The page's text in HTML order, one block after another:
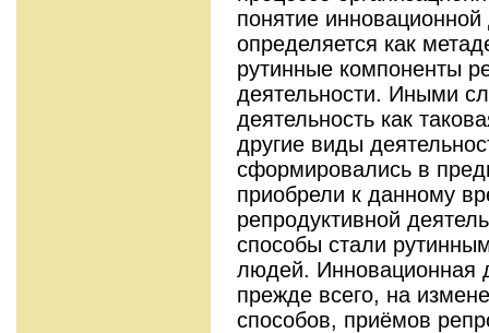
понятие инновационной
определяется как
рутинные компоненты
деятельности. Иными
деятельность как
другие виды
сформировались в
приобрели к данному
репродуктивной
способы стали
людей. Инновационная
прежде всего, на
способов, приёмов